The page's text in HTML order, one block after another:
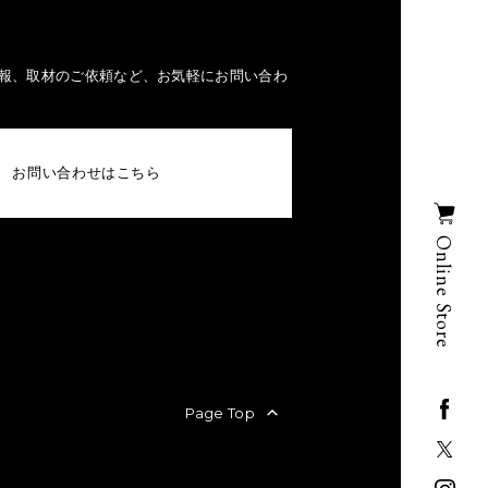
Online Store
、取材のご依頼など、お気軽にお問い合わ
お問い合わせはこちら
Page Top